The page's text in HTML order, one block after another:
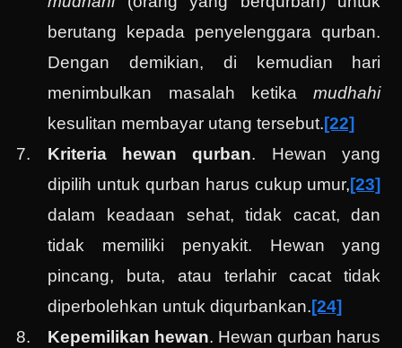
berutang kepada penyelenggara qurban.
Dengan demikian, di kemudian hari
menimbulkan masalah ketikamudhahi
kesulitan membayar utang tersebut.[22]
Kriteria hewan qurban. Hewan yang
dipilih untuk qurban harus cukup umur,[23]
dalam keadaan sehat, tidak cacat, dan
tidak memiliki penyakit. Hewan yang
pincang, buta, atau terlahir cacat tidak
diperbolehkan untuk diqurbankan.[24]
Kepemilikan hewan. Hewan qurban harus